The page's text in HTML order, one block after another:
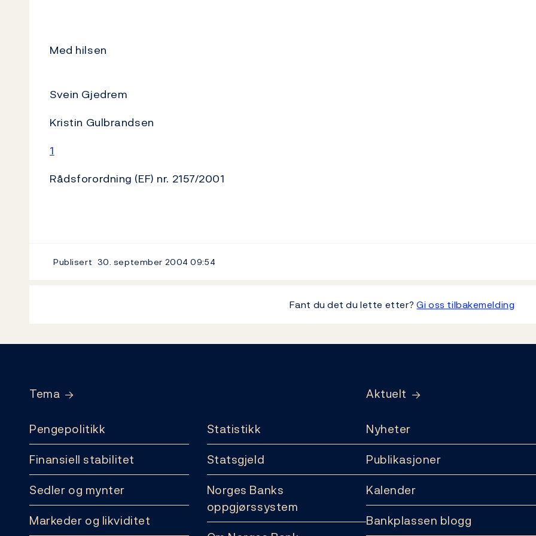
Med hilsen
Svein Gjedrem
Kristin Gulbrandsen
1
Rådsforordning (EF) nr. 2157/2001
Publisert 30. september 200409:54
Fant du det du lette etter?Gi oss tilbakemelding
Tema
Pengepolitikk
Finansiell stabilitet
Sedler og mynter
Markeder og likviditet
Statistikk
Statsgjeld
Norges Banks
oppgjørssystem
Aktuelt
Nyheter
Publikasjoner
Kalender
Bankplassen blogg